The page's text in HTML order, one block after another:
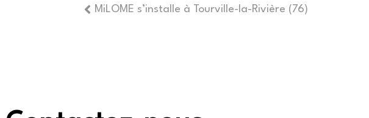
MiLOME s’installe à Tourville-la-Rivière (76)